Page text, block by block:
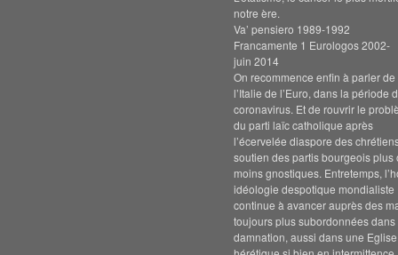
notre ère.
Va’ pensiero 1989-1992
Francamente 1 Eurologos 2002-
juin 2014
On recommence enfin à parler de
l’Italie de l’Euro, dans la période
coronavirus. Et de rouvrir le
du parti laïc catholique après
l’écervelée diaspore des
soutien des partis bourgeois plus
moins gnostiques. Entretemps,
idéologie despotique mondialiste
continue à avancer auprès des
toujours plus subordonnées dans
damnation, aussi dans une Eglise